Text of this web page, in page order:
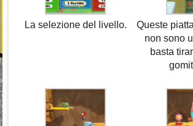
La selezione del livello.
Queste
non sono
basta